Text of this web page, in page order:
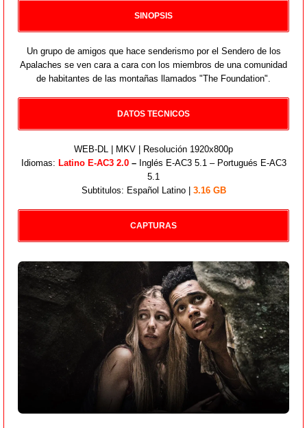
SINOPSIS
Un grupo de amigos que hace senderismo por el Sendero de los
Apalaches se ven cara a cara con los miembros de una comunidad
de habitantes de las montañas llamados "The Foundation".
DATOS TECNICOS
WEB-DL | MKV | Resolución 1920x800p
Idiomas: Latino E-AC3 2.0– Inglés E-AC3 5.1 – Portugués E-AC3
5.1
Subtitulos: Español Latino | 3.16 GB
CAPTURAS